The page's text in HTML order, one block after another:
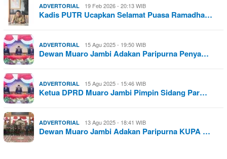
ADVERTORIAL 19 Feb 2026 - 20:13 WIB
Kadis PUTR Ucapkan Selamat Puasa Ramadha…
ADVERTORIAL 15 Agu 2025 - 19:50 WIB
Dewan Muaro Jambi Adakan Paripurna Penya…
ADVERTORIAL 15 Agu 2025 - 15:46 WIB
Ketua DPRD Muaro Jambi Pimpin Sidang Par…
ADVERTORIAL 13 Agu 2025 - 18:41 WIB
Dewan Muaro Jambi Adakan Paripurna KUPA …